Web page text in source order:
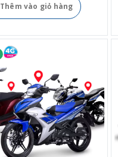
Thêm vào giỏ hàng